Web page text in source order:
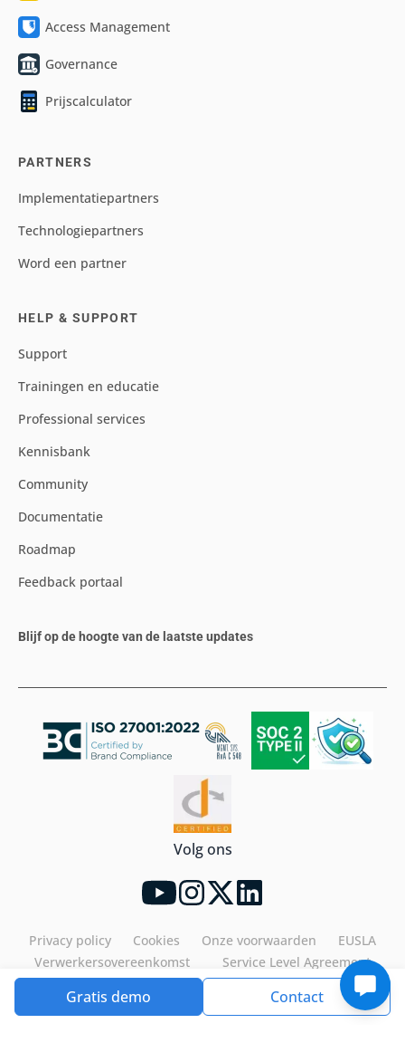
Gratis demo Contact
Access Management
Governance
Prijscalculator
PARTNERS
Implementatiepartners
Technologiepartners
Word een partner
HELP & SUPPORT
Support
Trainingen en educatie
Professional services
Kennisbank
Community
Documentatie
Roadmap
Feedback portaal
Blijf op de hoogte van de laatste updates
Volg ons
Privacy policy Cookies Onze voorwaarden
EUSLA
Verwerkersovereenkomst
Service Level Agreement
Tools4ever©2026. All rights reserved.